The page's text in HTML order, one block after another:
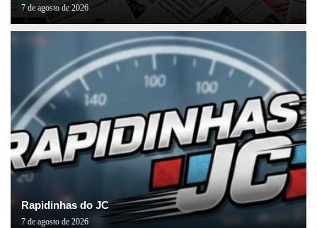
7 de agosto de 2026
Rapidinhas do JC
7 de agosto de 2026